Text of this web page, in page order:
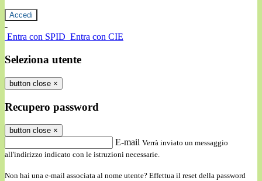
-
Entra con SPID Entra con CIE
Seleziona utente
button close ×
Recupero password
button close ×
E-mail Verrà inviato un messaggio
all'indirizzo indicato con le istruzioni necessarie.
Non hai una e-mail associata al nome utente? Effettua il reset della password